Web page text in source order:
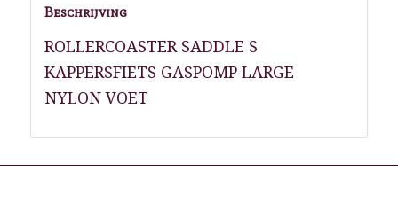
Beschrijving
ROLLERCOASTER SADDLE S
KAPPERSFIETS GASPOMP LARGE
NYLON VOET